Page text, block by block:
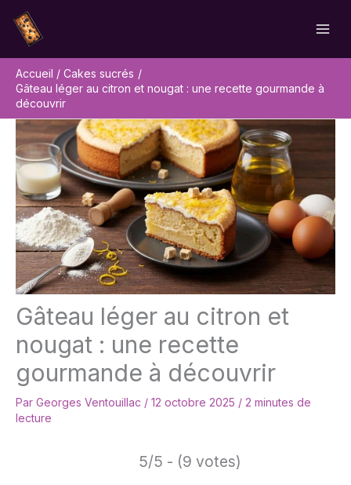
contenu
Accueil
Cakes sucrés
Gâteau léger au citron et nougat : une recette gourmande à
découvrir
Gâteau léger au citron et
nougat : une recette
gourmande à découvrir
Par Georges Ventouillac / 12 octobre 2025 / 2 minutes de
lecture
5/5 - (9 votes)
Rechercher